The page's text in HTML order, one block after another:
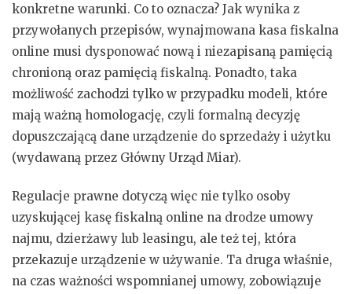
konkretne warunki. Co to oznacza? Jak wynika z
przywołanych przepisów, wynajmowana kasa fiskalna
online musi dysponować nową i niezapisaną pamięcią
chronioną oraz pamięcią fiskalną. Ponadto, taka
możliwość zachodzi tylko w przypadku modeli, które
mają ważną homologację, czyli formalną decyzję
dopuszczającą dane urządzenie do sprzedaży i użytku
(wydawaną przez Główny Urząd Miar).
Regulacje prawne dotyczą więc nie tylko osoby
uzyskującej kasę fiskalną online na drodze umowy
najmu, dzierżawy lub leasingu, ale też tej, która
przekazuje urządzenie w używanie. Ta druga właśnie,
na czas ważności wspomnianej umowy, zobowiązuje